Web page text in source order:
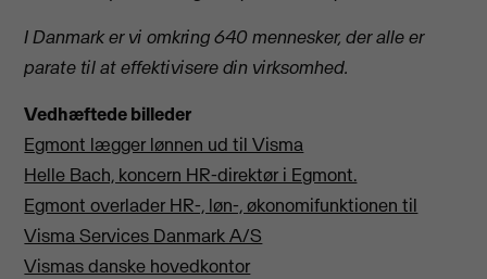
I Danmark er vi omkring 640 mennesker, der alle er
parate til at effektivisere din virksomhed.
Vedhæftede billeder
Egmont lægger lønnen ud til Visma
Helle Bach, koncern HR-direktør i Egmont.
Egmont overlader HR-, løn-, økonomifunktionen til
Visma Services Danmark A/S
Vismas danske hovedkontor